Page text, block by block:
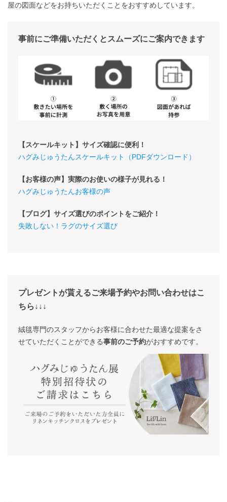
屋の図面などをお持ちいただくことをおすすめしています。
事前にご準備いただくとスムーズにご案内できます
【スケールキット】サイズ確認に便利！
ハグみじゅうたんスケールキット（PDFダウンロード）
【お客様の声】実際のお使いの様子が見れる！
ハグみじゅうたんお客様の声
【ブログ】サイズ選びのポイントをご紹介！
失敗しない！ラグのサイズ選び
プレゼントが貰えるご来場予約やお問い合わせはこ
ちら↓↓↓
絨毯専門のスタッフからお客様に合わせた最適な提案をさ
せていただくことができる事前のご予約がおすすめです。